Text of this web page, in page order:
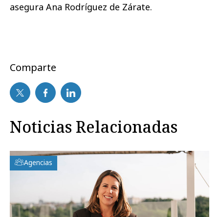
asegura Ana Rodríguez de Zárate.
Comparte
Noticias Relacionadas
Agencias